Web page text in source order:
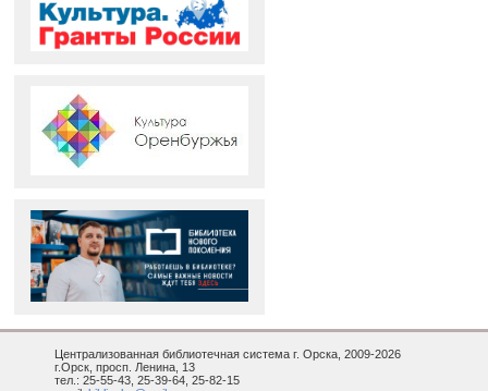
Централизованная библиотечная система г. Орска, 2009-2026
г.Орск, просп. Ленина, 13
тел.: 25-55-43, 25-39-64, 25-82-15